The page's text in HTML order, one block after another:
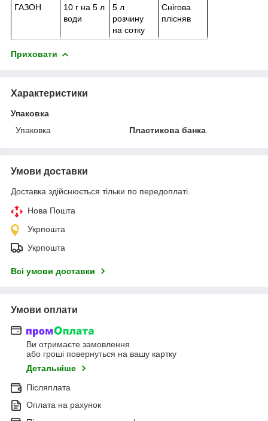
ГАЗОН
10 г на 5 л
води
5 л
розчину
на сотку
Снігова
плісняв
Приховати
Характеристики
Упаковка
Упаковка
Пластикова банка
Умови доставки
Доставка здійснюється тільки по передоплаті.
Нова Пошта
Укрпошта
Укрпошта
Всі умови доставки
Умови оплати
Ви отримаєте замовлення
або гроші повернуться на вашу картку
Детальніше
Післяплата
Оплата на рахунок